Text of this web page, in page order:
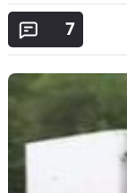
Utilitaires
Auto
Services
7